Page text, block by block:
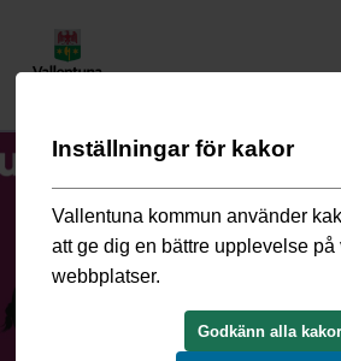
Inställningar för kakor
Vallentuna kommun använder
att ge dig en bättre upplevelse på
webbplatser.
Godkänn alla kakor